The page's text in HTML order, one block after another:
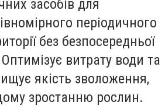
засобів для
періодичного
без безпосередньої
витрату води та
якість зволоження,
зростанню рослин.